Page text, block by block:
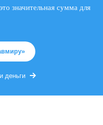
значительная сумма для
деньги